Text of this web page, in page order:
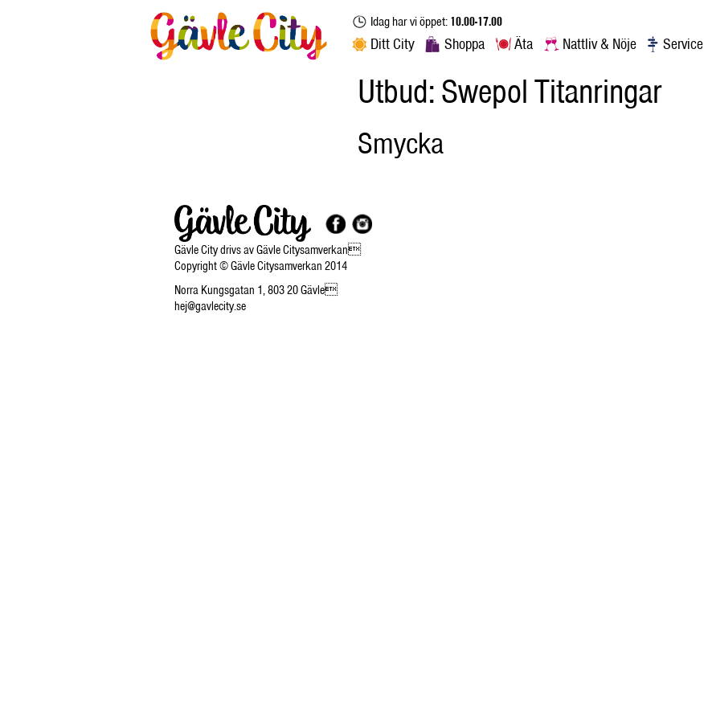
Idag har vi öppet:10.00-17.00
Ditt City Shoppa Äta Nattliv & Nöje Service
Utbud:Swepol Titanringar
Smycka
Gävle City drivs av Gävle Citysamverkan
Copyright © Gävle Citysamverkan 2014
Norra Kungsgatan 1, 803 20 Gävle
hej@gavlecity.se